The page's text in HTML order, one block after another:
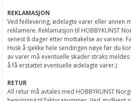
REKLAMASJON
Ved feillevering, ødelagte varer eller annen
reklamere. Reklamasjon til HOBBYKUNST
senest 8 dager etter mottakelse av varene.
Husk å sjekke hele sendingen nøye før du
av varer må eventuelle skader straks
å få erstattet eventuelle ødelagte varer.)
RETUR
All retur må avtales med HOBBYKUNST